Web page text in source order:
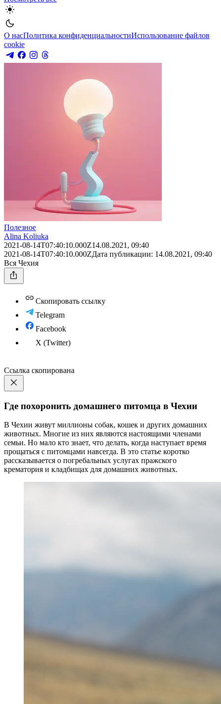
О насПолитика конфиденциальностиИспользование файлов
cookie
Полезное
Alina Koliuka
2021-08-14T07:40:10.000Z14.08.2021, 09:40
2021-08-14T07:40:10.000ZДата публикации: 14.08.2021, 09:40
Вся Чехия
Скопировать ссылку
Telegram
Facebook
X (Twitter)
Ссылка скопирована
Где похоронить домашнего питомца в Чехии
В Чехии живут миллионы собак, кошек и других домашних
животных. Многие из них являются настоящими членами
семьи. Но мало кто знает, что делать, когда наступает время
прощаться с питомцами навсегда. В это статье коротко
рассказывается о погребальных услугах пражского
крематория и кладбищах для домашних животных.